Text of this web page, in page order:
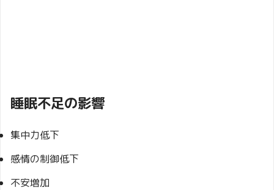
睡眠不足の影響
集中力低下
感情の制御低下
不安増加